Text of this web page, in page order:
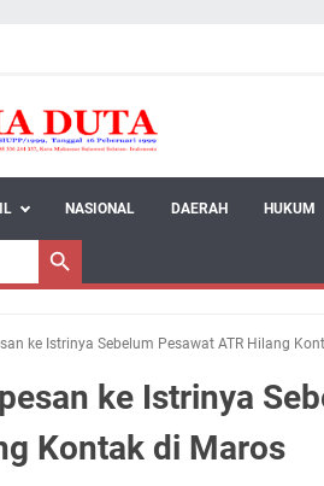
NASIONAL DAERAH HUKUM
ke Istrinya Sebelum Pesawat ATR Hilang
ke Istrinya
Kontak di Maros